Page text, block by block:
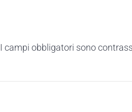
I campi obbligatori sono